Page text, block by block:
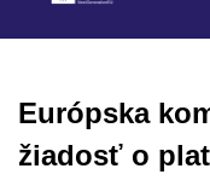
Európska
žiadosť o